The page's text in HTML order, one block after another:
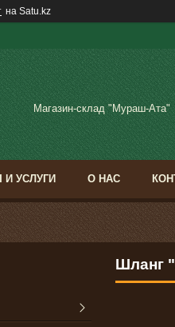
на Satu.kz
Магазин-склад "Мураш-Ата"
УСЛУГИ О НАС
Шланг